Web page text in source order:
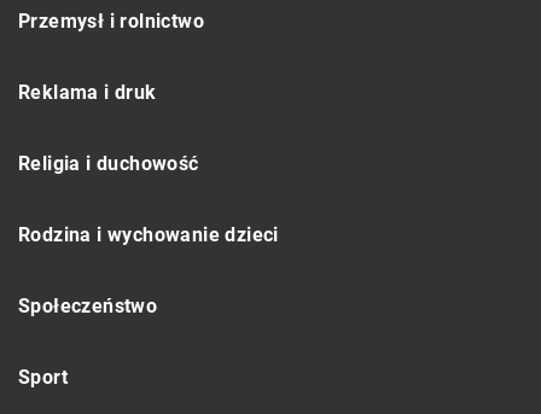
Przemysł i rolnictwo
Reklama i druk
Religia i duchowość
Rodzina i wychowanie dzieci
Społeczeństwo
Sport